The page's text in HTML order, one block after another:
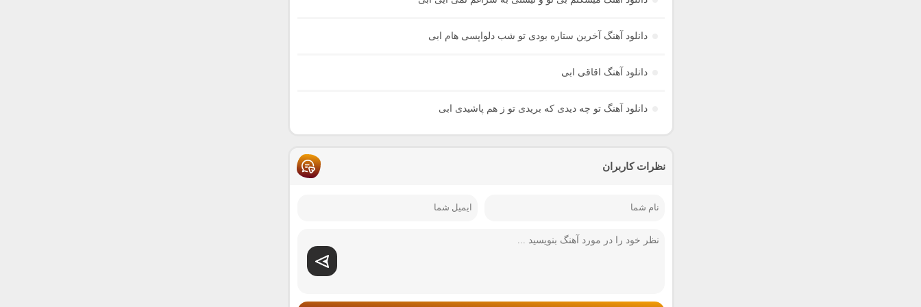
دانلود آهنگ آخرین ستاره بودی تو شب دلواپسی هام ابی
دانلود آهنگ اقاقی ابی
دانلود آهنگ تو چه دیدی که بریدی تو ز هم پاشیدی ابی
نظرات کاربران